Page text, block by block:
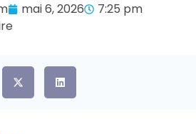
mai 6, 2026
7:25 pm